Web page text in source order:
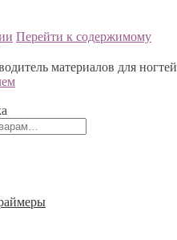
Перейти к содержимому
материалов для ногтей